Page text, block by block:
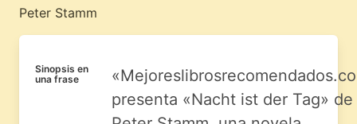
Peter Stamm
Sinopsis en
una frase
presenta «Nacht ist der Tag» de